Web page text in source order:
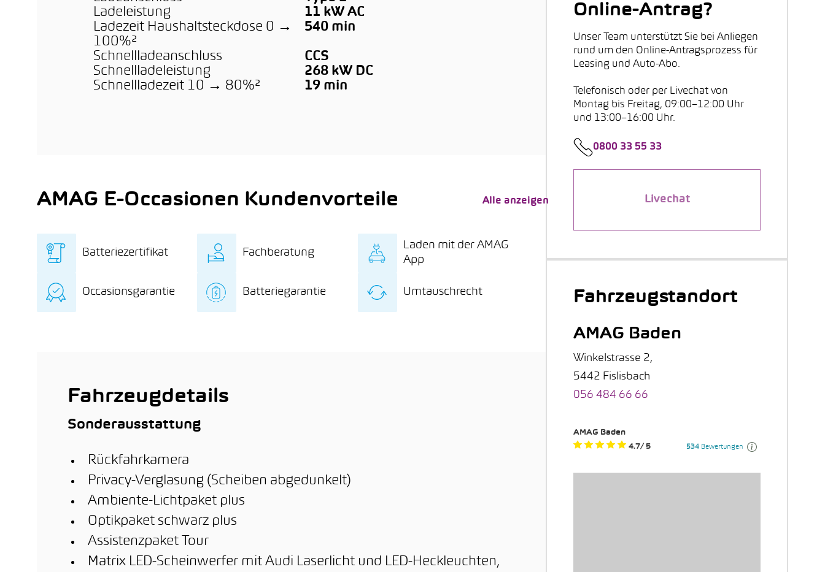
Ladeleistung
11 kW AC
Ladezeit Haushaltsteckdose 0 →
100%²
540 min
Schnellladeanschluss
CCS
Schnellladeleistung
268 kW DC
Schnellladezeit 10 → 80%²
19 min
AMAG E-Occasionen Kundenvorteile Alle anzeigen
Batteriezertifikat
Batteriezertifikat mit
Fachberatung
rund um E-Mobilität bis
Laden mit der AMAG
App
App an über 180
Occasionsgarantie Batteriegarantie Umtauschrecht
Fahrzeugdetails
Sonderausstattung
Rückfahrkamera
Privacy-Verglasung (Scheiben abgedunkelt)
Ambiente-Lichtpaket plus
Optikpaket schwarz plus
Assistenzpaket Tour
Matrix LED-Scheinwerfer mit Audi Laserlicht und LED-Heckleuchten,
Online-Antrag?
Unser Team unterstützt Sie bei Anliegen
rund um den Online-Antragsprozess für
Leasing und Auto-Abo.
Telefonisch oder per Livechat von
Montag bis Freitag, 09:00–12:00 Uhr
und 13:00–16:00 Uhr.
0800 33 55 33
Livechat
Fahrzeugstandort
AMAG Baden
Winkelstrasse 2,
5442 Fislisbach
056 484 66 66